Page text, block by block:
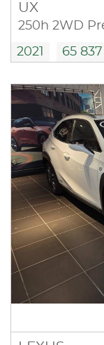
UX
250h 2WD
2021 65